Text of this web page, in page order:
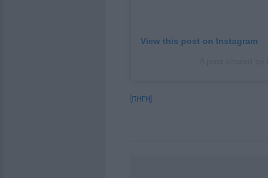
View this post on Instagram
[ΠΗΓΗ]